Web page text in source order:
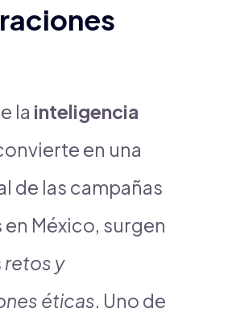
la inteligencia
en una
de las campañas
México, surgen
retos y
éticas. Uno de